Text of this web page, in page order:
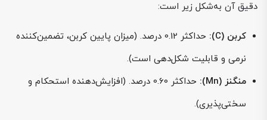
دقیق آن به‌شکل زیر است:
کربن (C):
حداکثر 0.12 درصد. (میزان پایین کربن، تضمین‌کننده
نرمی و قابلیت شکل‌دهی است).
منگنز (Mn):
حداکثر 0.60 درصد. (افزایش‌دهنده استحکام و
سختی‌پذیری).